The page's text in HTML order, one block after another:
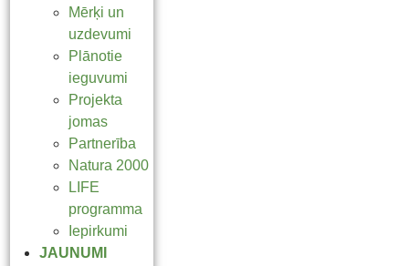
Mērķi un
uzdevumi
Plānotie
ieguvumi
Projekta
jomas
Partnerība
Natura 2000
LIFE
programma
Iepirkumi
JAUNUMI